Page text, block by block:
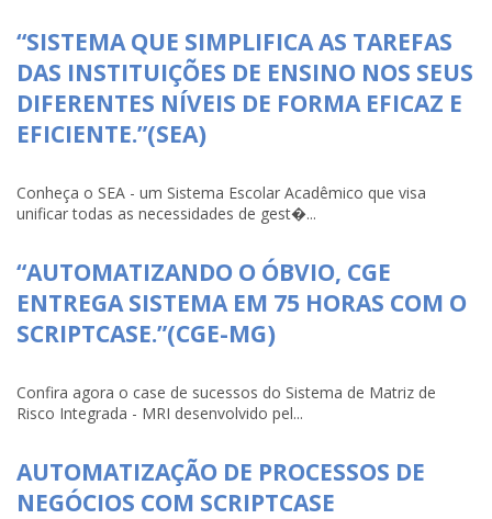
“SISTEMA QUE SIMPLIFICA AS TAREFAS
DAS INSTITUIÇÕES DE ENSINO NOS SEUS
DIFERENTES NÍVEIS DE FORMA EFICAZ E
EFICIENTE.”(SEA)
Conheça o SEA - um Sistema Escolar Acadêmico que visa
unificar todas as necessidades de gest�...
“AUTOMATIZANDO O ÓBVIO, CGE
ENTREGA SISTEMA EM 75 HORAS COM O
SCRIPTCASE.”(CGE-MG)
Confira agora o case de sucessos do Sistema de Matriz de
Risco Integrada - MRI desenvolvido pel...
AUTOMATIZAÇÃO DE PROCESSOS DE
NEGÓCIOS COM SCRIPTCASE